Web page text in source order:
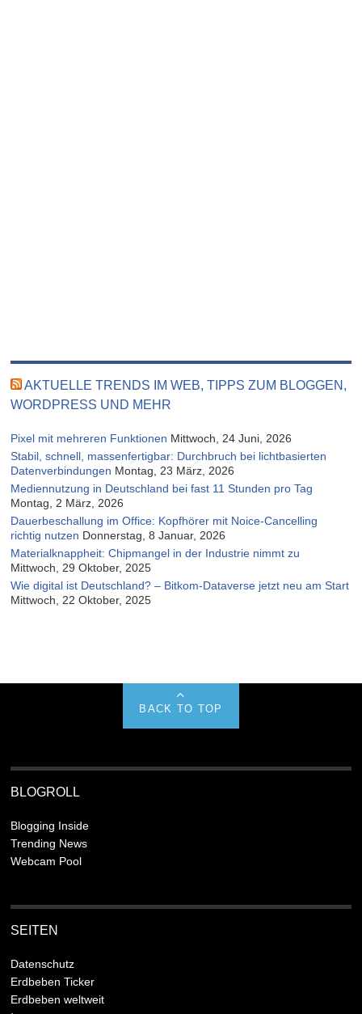
AKTUELLE TRENDS IM WEB, TIPPS ZUM BLOGGEN,
WORDPRESS UND MEHR
Pixel mit mehreren Funktionen Mittwoch, 24 Juni, 2026
Stabil, schnell, massenfertigbar: Durchbruch bei lichtbasierten
Datenverbindungen Montag, 23 März, 2026
Mediennutzung in Deutschland bei fast 11 Stunden pro Tag
Montag, 2 März, 2026
Dauerbeschallung im Office: Kopfhörer mit Noice-Cancelling
richtig nutzen Donnerstag, 8 Januar, 2026
Materialknappheit: Chipmangel in der Industrie nimmt zu
Mittwoch, 29 Oktober, 2025
Wie digital ist Deutschland? – Bitkom-Dataverse jetzt neu am Start
Mittwoch, 22 Oktober, 2025
BACK TO TOP
BLOGROLL
Blogging Inside
Trending News
Webcam Pool
SEITEN
Datenschutz
Erdbeben Ticker
Erdbeben weltweit